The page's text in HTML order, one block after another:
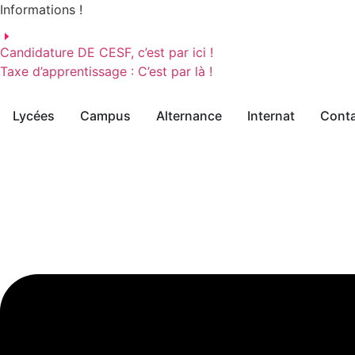
Aller
au
contenu
Informations !
Candidature DE CESF, c’est par ici !
Taxe d’apprentissage : C’est par là !
Lycées Campus Alternance Internat